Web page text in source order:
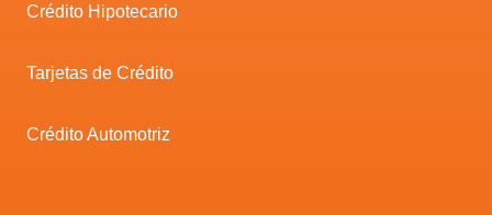
Crédito Hipotecario
Tarjetas de Crédito
Crédito Automotriz